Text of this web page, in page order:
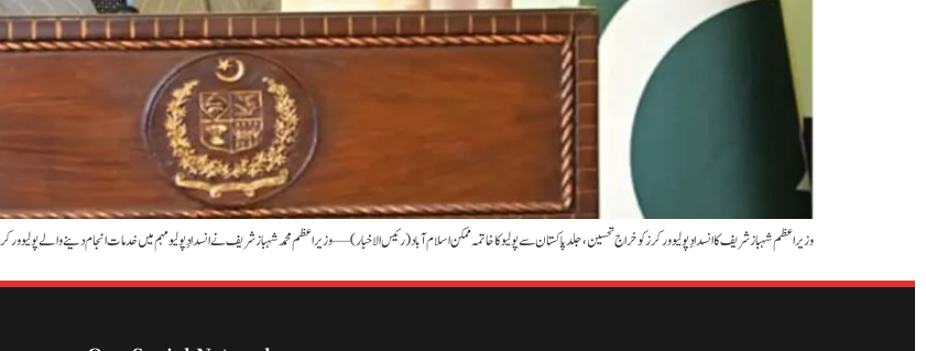
وزیراعظم شہباز شریف کا انسدادِ پولیو ورکرز کو خراج تحسین ،جلد پاکستان سے پولیو کا خاتمہ ممکن اسلام آباد (رئیس الاخبار) — وزیراعظم محمد شہباز شریف نے انسدادِ پولیو مہم میں خدمات انجام دینے والے